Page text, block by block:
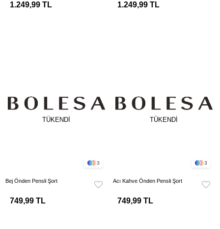
1.249,99 TL 1.249,99 TL
TÜKENDI
3
Bej Önden Pensli Şort
749,99 TL
TÜKENDI
3
Acı Kahve Önden Pensli Şort
749,99 TL